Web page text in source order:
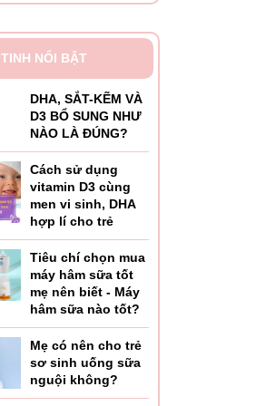
TINH NỔI BẬT
DHA, SẮT-KẼM VÀ
D3 BỔ SUNG NHƯ
NÀO LÀ ĐÚNG?
Cách sử dụng
vitamin D3 cùng
men vi sinh, DHA
hợp lí cho trẻ
Tiêu chí chọn mua
máy hâm sữa tốt
mẹ nên biết - Máy
hâm sữa nào tốt?
Mẹ có nên cho trẻ
sơ sinh uống sữa
nguội không?